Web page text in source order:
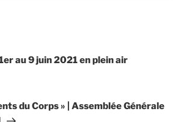
au 9 juin 2021 en plein air
du Corps » | Assemblée Générale